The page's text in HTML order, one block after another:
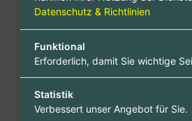
Datenschutz & Richtlinien
Funktional
Erforderlich, damit Sie wichtige
Statistik
Verbessert unser Angebot für Sie.